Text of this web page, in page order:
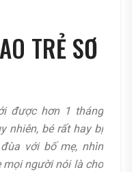
TRẺ SƠ
được hơn 1 tháng
nhiên, bé rất hay bị
với bố mẹ, nhìn
mọi người nói là cho